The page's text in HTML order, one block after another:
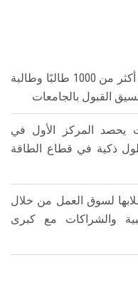
معامل التنسيق الإلكتروني تستقبل أكثر من 1000 طالبًا وطالبة
القبول بالجامعات
يحصد المركز الأول في
ذكية في قطاع الطاقة
لسوق العمل من خلال
والشراكات مع كبرى